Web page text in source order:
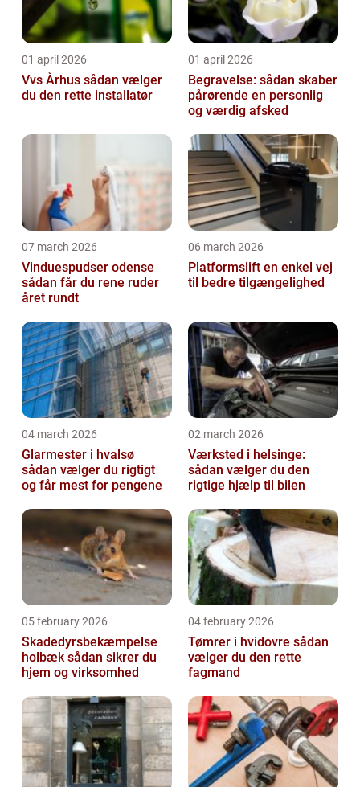
01 april 2026
Vvs Århus sådan vælger
du den rette installatør
01 april 2026
Begravelse: sådan skaber
pårørende en personlig
og værdig afsked
07 march 2026
Vinduespudser odense
sådan får du rene ruder
året rundt
06 march 2026
Platformslift en enkel vej
til bedre tilgængelighed
04 march 2026
Glarmester i hvalsø
sådan vælger du rigtigt
og får mest for pengene
02 march 2026
Værksted i helsinge:
sådan vælger du den
rigtige hjælp til bilen
05 february 2026
Skadedyrsbekæmpelse
holbæk sådan sikrer du
hjem og virksomhed
04 february 2026
Tømrer i hvidovre sådan
vælger du den rette
fagmand